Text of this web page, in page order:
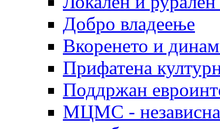
Добро владеење
Вкоренето и
Прифатена
Поддржан
МЦМС - независна